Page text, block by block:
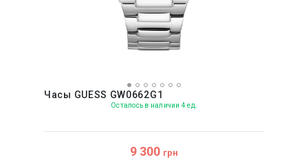
Часы GUESS GW0662G1
Осталось в наличии 4 ед.
9 300 грн